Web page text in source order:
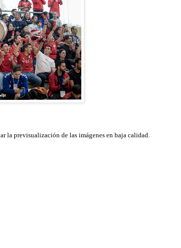
la previsualización de las imágenes en baja calidad.